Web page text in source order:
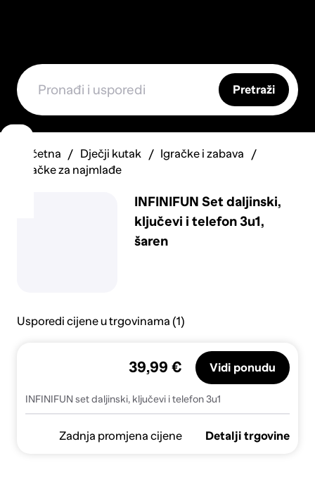
Pretraži
Početna Dječji kutak
Igračke i zabava
Igračke za najmlađe
INFINIFUN Set daljinski,
ključevi i telefon 3u1,
šaren
Usporedi cijene u trgovinama (1)
INFINIFUN set daljinski, ključevi i telefon 3u1
39,99 € Vidi ponudu
Zadnja promjena cijene Detalji trgovine